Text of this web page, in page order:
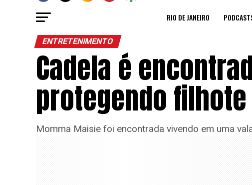
RIO DE JANEIRO
ENTRETENIMENTO
Cadela é
protegendo
Momma Maisie foi encontrada vivendo em uma